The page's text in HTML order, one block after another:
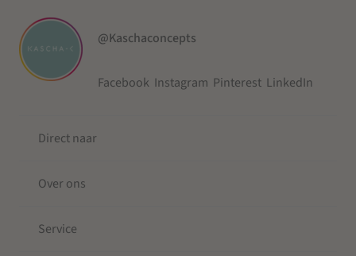
@Kaschaconcepts
Facebook Instagram Pinterest LinkedIn
Direct naar
Over ons
Service